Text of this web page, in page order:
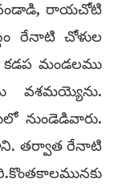
వండాడి, రాయచోటి
రేనాటి చోళుల
మండలము
వశమయ్యెను.
నుండెడివారు.
తర్వాత రేనాటి